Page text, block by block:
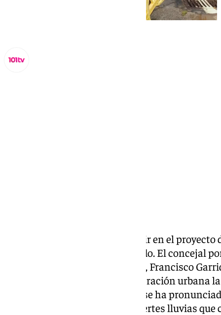
Vox pide en Torremolinos incluir en el
mejora de la red de alcantarillado. El concejal
de Torremolinos, Francisco
incluya en el proyecto de regeneración urbana
alcantarillado. En este sentido se ha
zonas más afectadas por las fuertes lluvias